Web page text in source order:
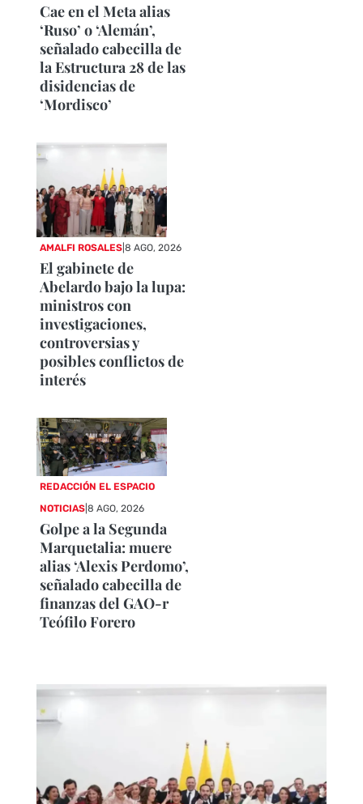
Cae en el Meta alias
‘Ruso’ o ‘Alemán’,
señalado cabecilla de
la Estructura 28 de las
disidencias de
‘Mordisco’
AMALFI ROSALES |8 AGO, 2026
El gabinete de
Abelardo bajo la lupa:
ministros con
investigaciones,
controversias y
posibles conflictos de
interés
REDACCIÓN EL ESPACIO
NOTICIAS |8 AGO, 2026
Golpe a la Segunda
Marquetalia: muere
alias ‘Alexis Perdomo’,
señalado cabecilla de
finanzas del GAO-r
Teófilo Forero